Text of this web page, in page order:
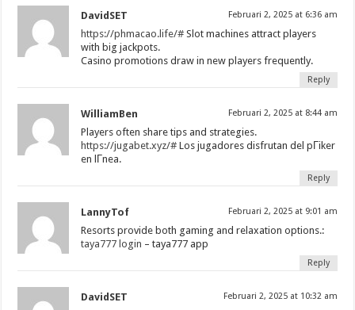
DavidSET Februari 2, 2025 at 6:36 am
https://phmacao.life/# Slot machines attract players
with big jackpots.
Casino promotions draw in new players frequently.
Reply
WilliamBen Februari 2, 2025 at 8:44 am
Players often share tips and strategies.
https://jugabet.xyz/# Los jugadores disfrutan del pГіker
en lГ­nea.
Reply
LannyTof Februari 2, 2025 at 9:01 am
Resorts provide both gaming and relaxation options.:
taya777 login – taya777 app
Reply
DavidSET Februari 2, 2025 at 10:32 am